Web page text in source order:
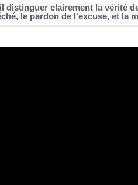
distinguer clairement la vérité
le pardon de l'excuse, et la